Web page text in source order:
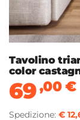
Tavolino
color
69,00€
Spedizione: €